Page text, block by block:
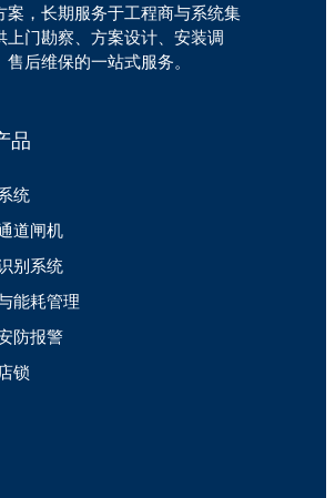
案，长期服务于工程商与系统集
上门勘察、方案设计、安装调
后维保的一站式服务。
品
统
道闸机
别系统
能耗管理
防报警
锁